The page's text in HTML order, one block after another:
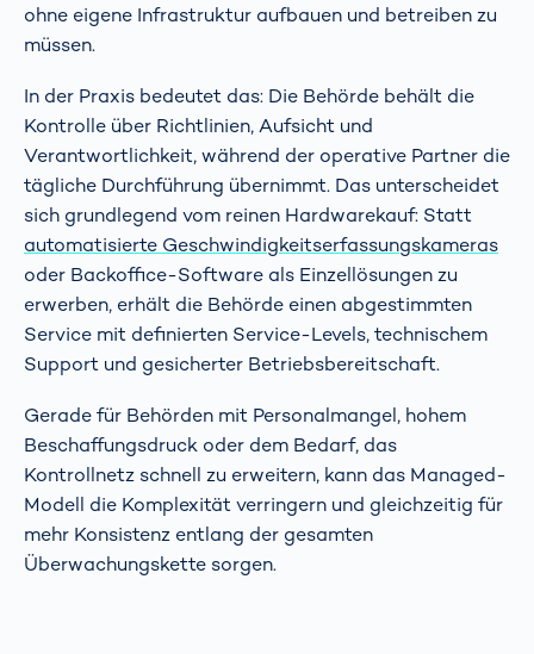
ohne eigene Infrastruktur aufbauen und betreiben zu
müssen.
In der Praxis bedeutet das: Die Behörde behält die
Kontrolle über Richtlinien, Aufsicht und
Verantwortlichkeit, während der operative Partner die
tägliche Durchführung übernimmt. Das unterscheidet
sich grundlegend vom reinen Hardwarekauf: Statt
automatisierte Geschwindigkeitserfassungskameras
oder Backoffice-Software als Einzellösungen zu
erwerben, erhält die Behörde einen abgestimmten
Service mit definierten Service-Levels, technischem
Support und gesicherter Betriebsbereitschaft.
Gerade für Behörden mit Personalmangel, hohem
Beschaffungsdruck oder dem Bedarf, das
Kontrollnetz schnell zu erweitern, kann das Managed-
Modell die Komplexität verringern und gleichzeitig für
mehr Konsistenz entlang der gesamten
Überwachungskette sorgen.